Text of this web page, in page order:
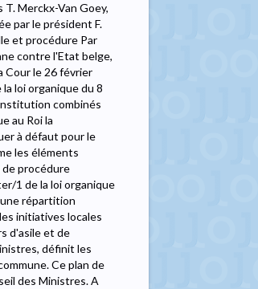
Merckx-Van Goey,
par le président F.
et procédure Par
contre l'Etat belge,
Cour le 26 février
loi organique du 8
combinés
au Roi la
à défaut pour le
les éléments
procédure
1 de la loi organique
répartition
initiatives locales
d'asile et de
définit les
Ce plan de
des Ministres. A